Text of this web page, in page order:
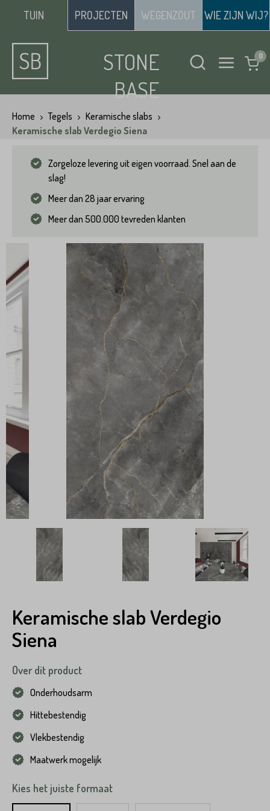
TUIN PROJECTEN WEGENZOUT WIE ZIJN WIJ?
STONE
BASE
Home Tegels
Keramische slabs
Keramische slab Verdegio Siena
Zorgeloze levering uit eigen voorraad. Snel aan de
slag!
Meer dan 28 jaar ervaring
Meer dan 500.000 tevreden klanten
Keramische slab Verdegio
Siena
Over dit product
Onderhoudsarm
Hittebestendig
Vlekbestendig
Maatwerk mogelijk
Kies het juiste formaat